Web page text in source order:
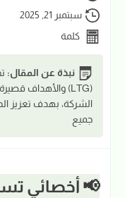
سبتمبر 21, 2025
كلمة
نبذة عن المقال:
الشركة، بهدف تعزيز
جميع